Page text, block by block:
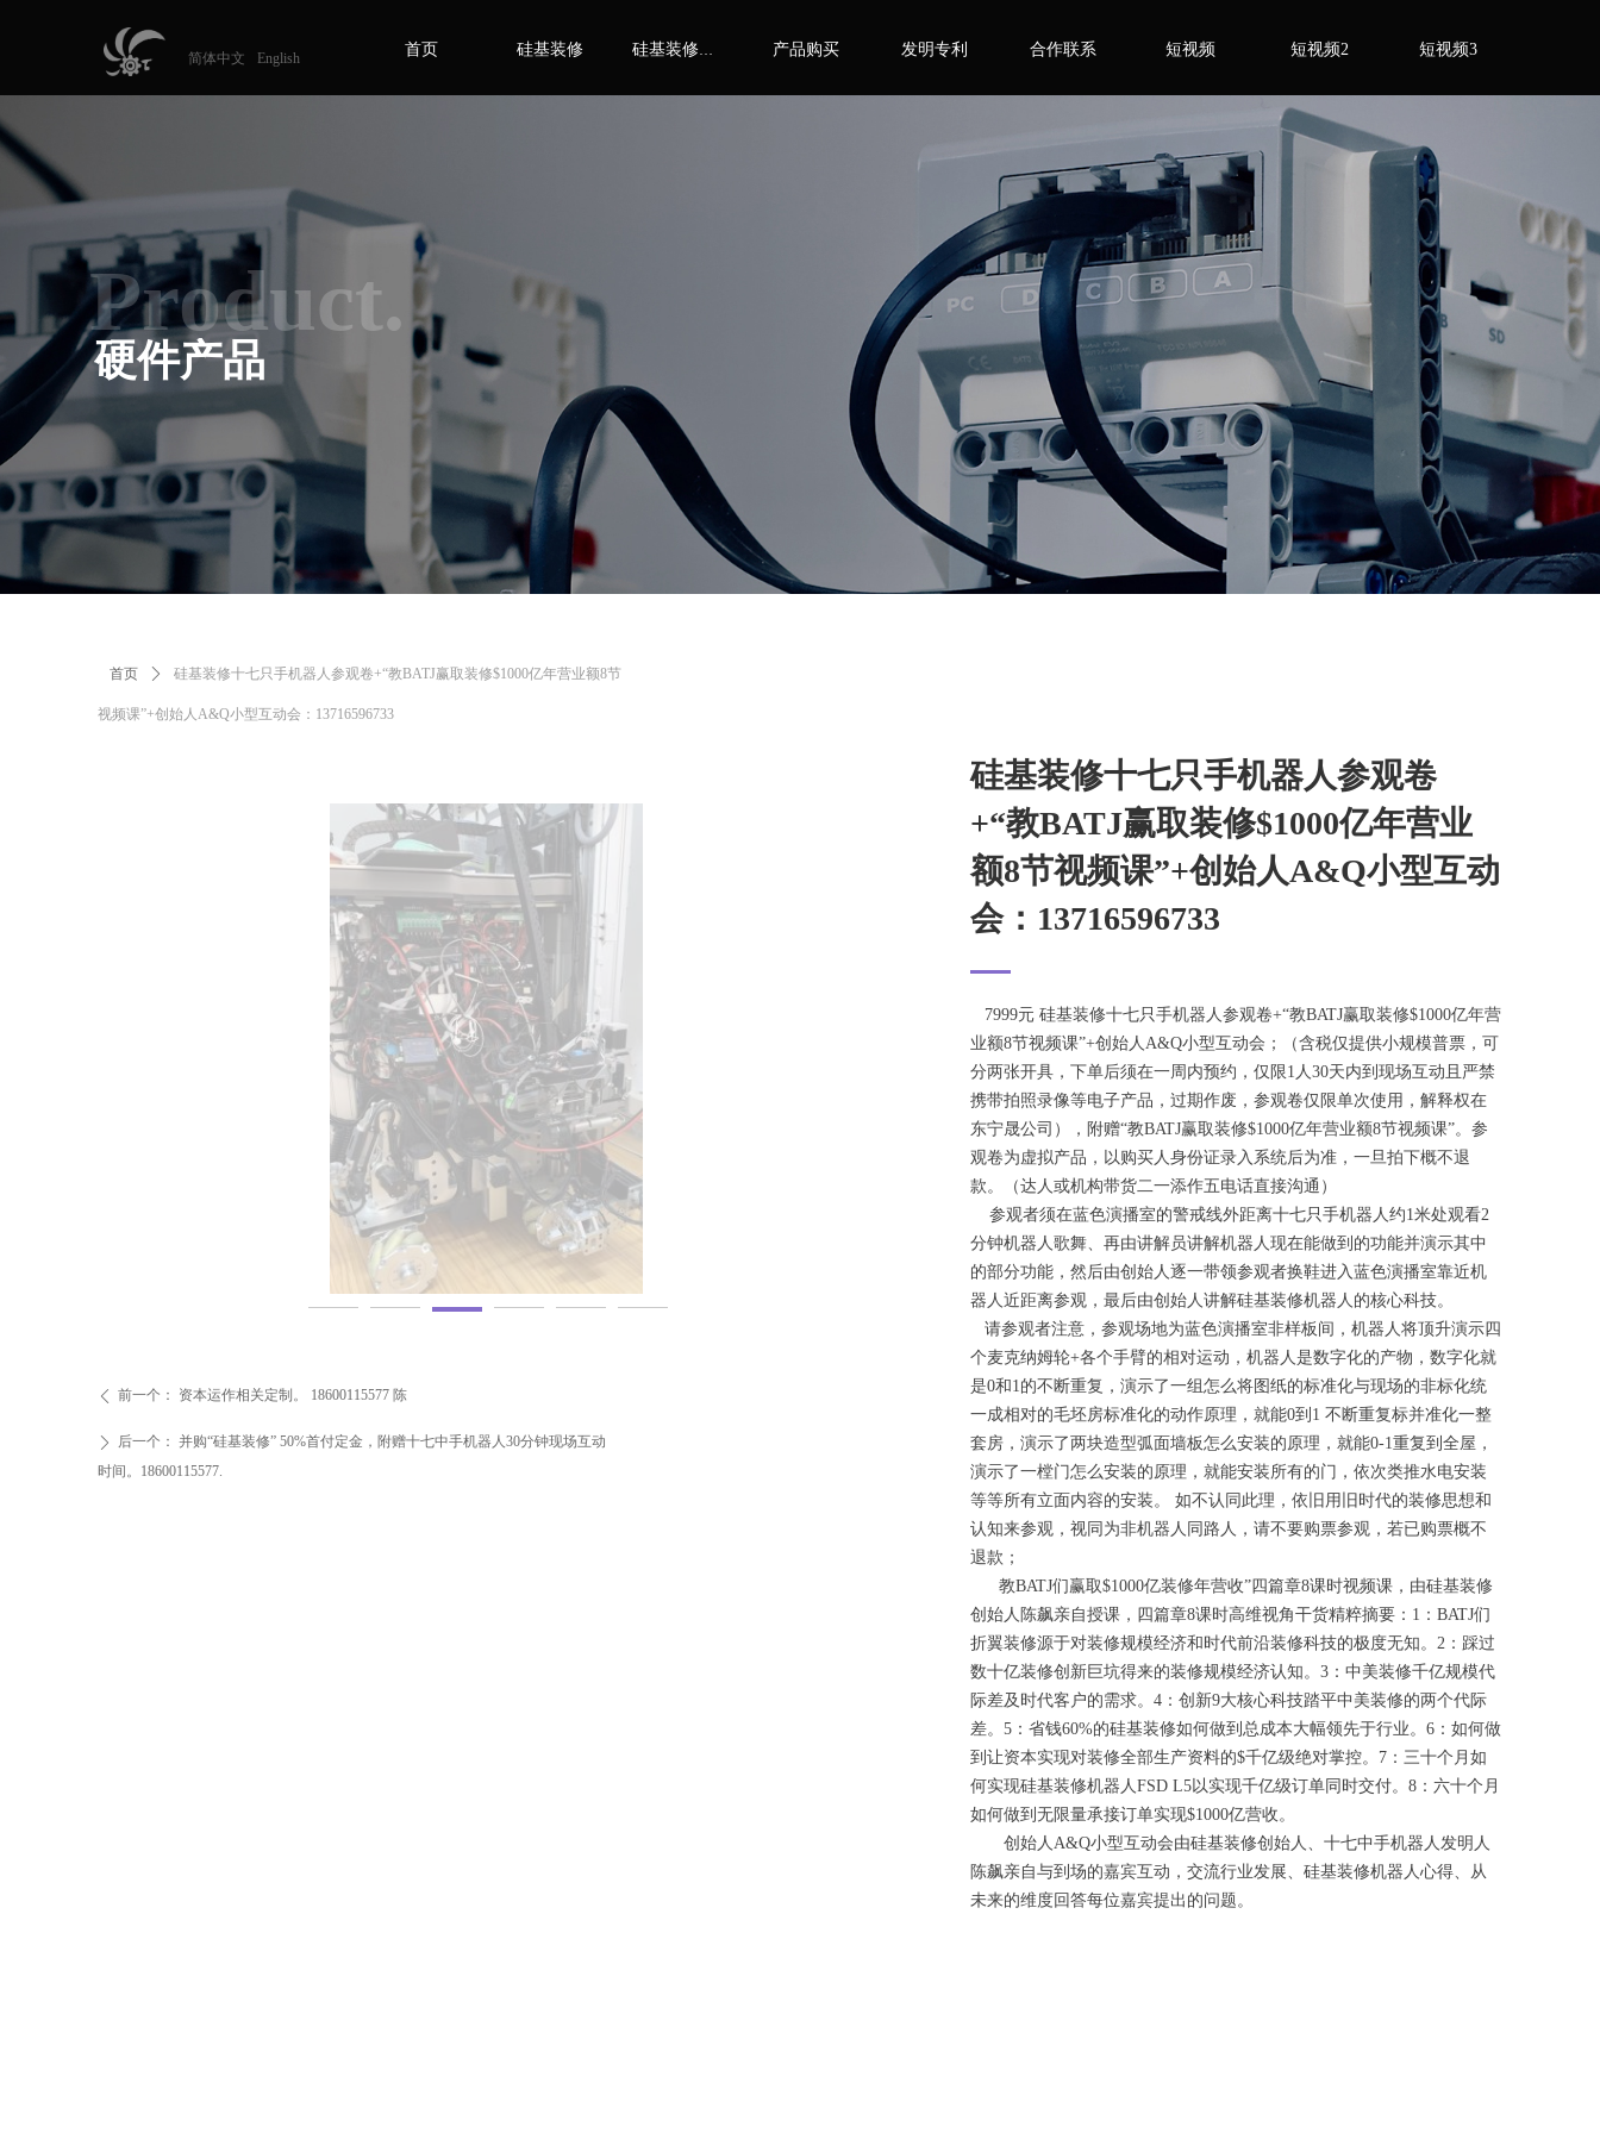
首页 硅基装修 硅基装修十七只手机器人 产品购买 发明专利 合作联系 短视频 短视频2 短视频3
简体中文 English
Product.
硬件产品
人形机器人和机械臂都不是装修的未来
硅基装修十七只手机器人参观卷
+“教BATJ赢取装修$1000亿年营业
额8节视频课”+创始人A&Q小型互动
会：13716596733
7999元 硅基装修十七只手机器人参观卷+“教BATJ赢取装修$1000亿年营
业额8节视频课”+创始人A&Q小型互动会；（含税仅提供小规模普票，可
分两张开具，下单后须在一周内预约，仅限1人30天内到现场互动且严禁
携带拍照录像等电子产品，过期作废，参观卷仅限单次使用，解释权在
东宁晟公司），附赠“教BATJ赢取装修$1000亿年营业额8节视频课”。参
观卷为虚拟产品，以购买人身份证录入系统后为准，一旦拍下概不退
款。（达人或机构带货二一添作五电话直接沟通）
参观者须在蓝色演播室的警戒线外距离十七只手机器人约1米处观看2
分钟机器人歌舞、再由讲解员讲解机器人现在能做到的功能并演示其中
的部分功能，然后由创始人逐一带领参观者换鞋进入蓝色演播室靠近机
器人近距离参观，最后由创始人讲解硅基装修机器人的核心科技。
请参观者注意，参观场地为蓝色演播室非样板间，机器人将顶升演示四
个麦克纳姆轮+各个手臂的相对运动，机器人是数字化的产物，数字化就
是0和1的不断重复，演示了一组怎么将图纸的标准化与现场的非标化统
一成相对的毛坯房标准化的动作原理，就能0到1 不断重复标并准化一整
套房，演示了两块造型弧面墙板怎么安装的原理，就能0-1重复到全屋，
演示了一樘门怎么安装的原理，就能安装所有的门，依次类推水电安装
等等所有立面内容的安装。 如不认同此理，依旧用旧时代的装修思想和
认知来参观，视同为非机器人同路人，请不要购票参观，若已购票概不
退款；
教BATJ们赢取$1000亿装修年营收”四篇章8课时视频课，由硅基装修
创始人陈飙亲自授课，四篇章8课时高维视角干货精粹摘要：1：BATJ们
折翼装修源于对装修规模经济和时代前沿装修科技的极度无知。2：踩过
数十亿装修创新巨坑得来的装修规模经济认知。3：中美装修千亿规模代
际差及时代客户的需求。4：创新9大核心科技踏平中美装修的两个代际
差。5：省钱60%的硅基装修如何做到总成本大幅领先于行业。6：如何做
到让资本实现对装修全部生产资料的$千亿级绝对掌控。7：三十个月如
何实现硅基装修机器人FSD L5以实现千亿级订单同时交付。8：六十个月
如何做到无限量承接订单实现$1000亿营收。
创始人A&Q小型互动会由硅基装修创始人、十七中手机器人发明人
陈飙亲自与到场的嘉宾互动，交流行业发展、硅基装修机器人心得、从
未来的维度回答每位嘉宾提出的问题。
首页 ꄲ 硅基装修十七只手机器人参观卷+“教BATJ赢取装修$1000亿年营业额8节
视频课”+创始人A&Q小型互动会：13716596733
ꄲ 后一个： 并购“硅基装修” 50%首付定金，附赠十七中手机器人30分钟现场互动
时间。18600115577.
ꄴ 前一个： 资本运作相关定制。 18600115577 陈